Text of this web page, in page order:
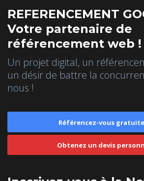
REFERENCEMENT
Votre partenaire de
référencement web !
Un projet digital, un
un désir de battre la
nous !
Référencez-vous
Obtenez un devis